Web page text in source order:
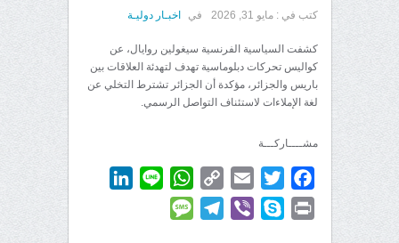
كتب في : مايو 31, 2026 في اخبـار دوليـة
كشفت السياسية الفرنسية سيغولين روايال، عن
كواليس تحركات دبلوماسية تهدف لتهدئة العلاقات بين
باريس والجزائر، مؤكدة أن الجزائر تشترط التخلي عن
لغة الإملاءات لاستئناف التواصل الرسمي.
مشــــاركـــة
Facebook
Twitter
Email
Copy
Link
WhatsApp
Line
Print
Skype
Viber
Telegram